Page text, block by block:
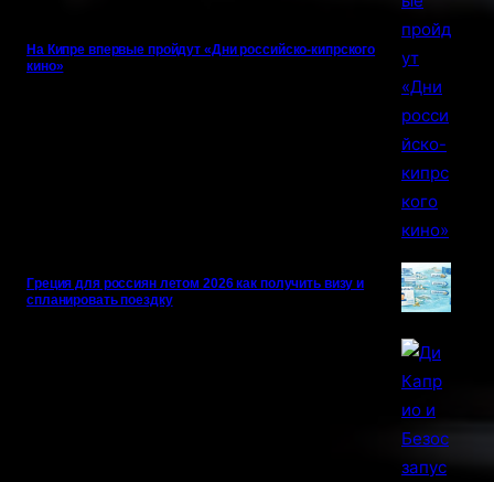
На Кипре впервые пройдут «Дни российско-кипрского
кино»
Греция для россиян летом 2026 как получить визу и
спланировать поездку